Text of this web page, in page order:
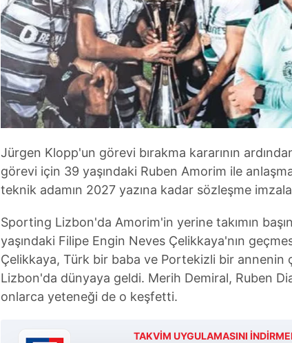
Jürgen Klopp'un görevi bırakma kararının
görevi için 39 yaşındaki Ruben Amorim ile
teknik adamın 2027 yazına kadar sözleşme
Sporting Lizbon'da Amorim'in yerine takımın
yaşındaki Filipe Engin Neves Çelikkaya'nın
Çelikkaya, Türk bir baba ve Portekizli bir annenin
Lizbon'da dünyaya geldi. Merih Demiral, Ruben
onlarca yeteneği de o keşfetti.
TAKVİM UYGULAMASINI